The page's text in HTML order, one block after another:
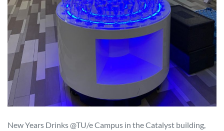
New Years Drinks @TU/e Campus in the Catalyst building,